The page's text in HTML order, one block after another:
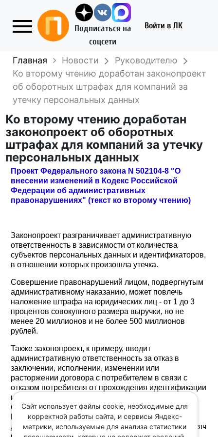
Подписаться на
соцсети
Войти в ЛК
Главная Новости
Руководителю
Ко второму чтению доработан законопроект
об оборотных штрафах для компаний за
утечку персональных данных
Ко второму чтению доработан
законопроект об оборотных
штрафах для компаний за утечку
персональных данных
Проект Федерального закона N 502104-8 "О
внесении изменений в Кодекс Российской
Федерации об административных
правонарушениях" (текст ко второму чтению)
Законопроект разграничивает административную
ответственность в зависимости от количества
субъектов персональных данных и идентификаторов,
в отношении которых произошла утечка.
Совершение правонарушений лицом, подвергнутым
административному наказанию, может повлечь
наложение штрафа на юридических лиц - от 1 до 3
процентов совокупного размера выручки, но не
менее 20 миллионов и не более 500 миллионов
рублей.
Также законопроект, к примеру, вводит
административную ответственность за отказ в
заключении, исполнении, изменении или
расторжении договора с потребителем в связи с
отказом потребителя от прохождения идентификации
и (или) аутентификации с использованием его
биометрических персональных данных.
Правонарушение повлечет наложение штрафа на
должностных лиц в размере от 50 тысяч до 100 тысяч
Сайт использует файлы cookie, необходимые для
корректной работы сайта, и сервисы Яндекс-
метрики, используемые для анализа статистики